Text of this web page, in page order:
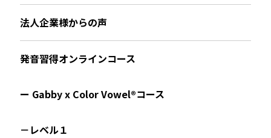
法人企業様からの声
発音習得オンラインコース
ー Gabby x Color Vowel®︎コース
－レベル１